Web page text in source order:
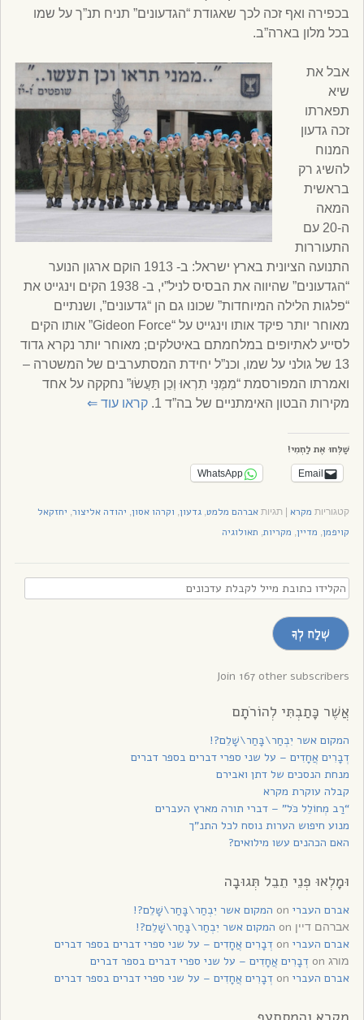
בכפירה ואף זכה לכך שאגודת “הגדעונים” תניח תנ”ך על שמו
בכל מלון בארה”ב.
אבל את
שיא
תפארתו
זכה גדעון
המנוח
להשיג רק
בראשית
המאה
ה-20 עם
התעוררות
התנועה הציונית בארץ ישראל: ב- 1913 הוקם ארגון הנוער
“הגדעונים” שהיווה את הבסיס לניל”י, ב- 1938 הקים וינגייט את
“פלגות הלילה המיוחדות” שכונו גם הן “גדעונים”, ושנתיים
מאוחר יותר פיקד אותו וינגייט על “Gideon Force” אותו הקים
לסייע לאתיופים במלחמתם באיטלקים; מאוחר יותר נקרא גדוד
13 של גולני על שמו, וכנ”ל יחידת המסתערבים של המשטרה –
ואמרתו המפורסמת “מִמֶּנִּי תִרְאוּ וְכֵן תַּעֲשׂוּ” נחקקה על אחד
מקירות הבטון האימתניים של בה”ד 1.
קראו עוד⇐
שַׁלְּחוּ אֶת לַחְמִי!
Email
WhatsApp
קטגוריות מקרא |תגיותאברהם מלמט,גדעון, וקרהו אסון, יהודה אליצור, יחזקאל
קויפמן, מדיין, מקריות, תאולוגיה
הקלידו
כתובת
מייל
לקבלת
עדכונים
שְׁלַח לְךָ
Join 167 other subscribers
אֲשֶׁר כָּתַבְתִּי לְהוֹרֹתָם
המקום אשר יִבְחַר\בָּחַר\שָׁלֵם?!
דְבָרִים אֲחָדִים – על שני ספרי דברים בספר דברים
מנחת הנסכים של דתן ואבירם
קבלה עוקרת מקרא
“רַב מְחוֹלֵל כֹּל” – דברי תורה מארץ העברים
מנוע חיפוש הערות נוסח לכל התנ”ך
האם הכהנים עשו מילואים?
וּמָלְאוּ פְנֵי תֵבֵל תְּגוּבָה
אברם העברי המקום אשר יִבְחַר\בָּחַר\שָׁלֵם?!
אברהם דיין
המקום אשר יִבְחַר\בָּחַר\שָׁלֵם?!
אברם העברי
דְבָרִים אֲחָדִים – על שני ספרי דברים בספר דברים
מורג
דְבָרִים אֲחָדִים – על שני ספרי דברים בספר דברים
אברם העברי
דְבָרִים אֲחָדִים – על שני ספרי דברים בספר דברים